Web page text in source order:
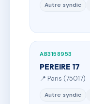
Autre syndic
AB3158953
PEREIRE 17
📍 Paris (75017)
Autre syndic